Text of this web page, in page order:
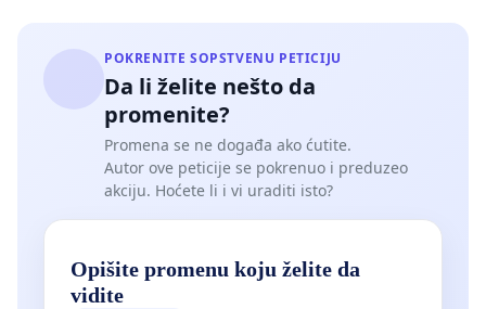
POKRENITE SOPSTVENU PETICIJU
Da li želite nešto da
promenite?
Promena se ne događa ako ćutite.
Autor ove peticije se pokrenuo i preduzeo
akciju. Hoćete li i vi uraditi isto?
Opišite promenu koju želite da
vidite